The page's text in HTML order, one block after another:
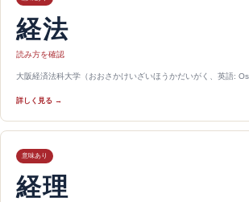
経法
読み方を確認
大阪経済法科大学（おおさかけいざいほうかだいがく、英語:
詳しく見る →
意味あり
経理